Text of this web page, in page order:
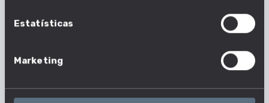
Estatísticas
Marketing
Descobre o nível de educação e a área de
formação do ensino superior mais comuns dos